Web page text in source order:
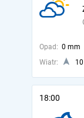
Opad: 0 mm
Wiatr:
18:00